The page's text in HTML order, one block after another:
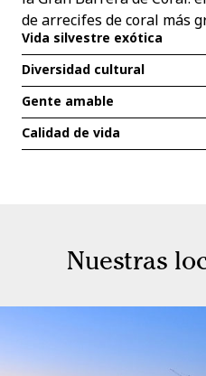
de arrecifes de coral más
Vida silvestre exótica
Diversidad cultural
Gente amable
Calidad de vida
Nuestras